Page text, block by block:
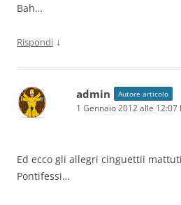
Bah…
Rispondi ↓
admin Autore articolo
1 Gennaio 2012 alle 12:07
Ed ecco gli allegri cinguettii
Pontifessi…